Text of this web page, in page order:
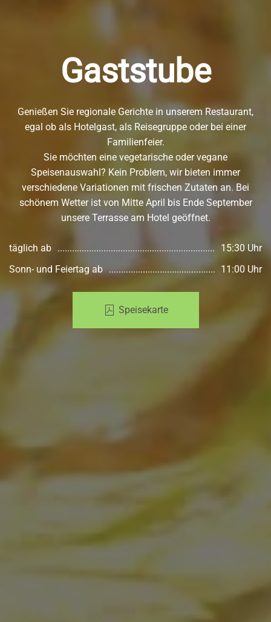
Gaststube
Genießen Sie regionale Gerichte in unserem Restaurant,
egal ob als Hotelgast, als Reisegruppe oder bei einer
Familienfeier.
Sie möchten eine vegetarische oder vegane
Speisenauswahl? Kein Problem, wir bieten immer
verschiedene Variationen mit frischen Zutaten an. Bei
schönem Wetter ist von Mitte April bis Ende September
unsere Terrasse am Hotel geöffnet.
täglich ab
15:30 Uhr
Sonn- und Feiertag ab
11:00 Uhr
Speisekarte